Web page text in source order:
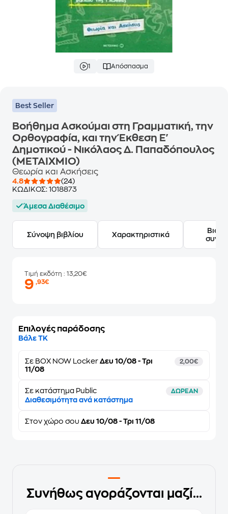
1 Απόσπασμα
Best Seller
Βοήθημα Ασκούμαι στη Γραμματική, την
Ορθογραφία, και την Έκθεση Ε'
Δημοτικού - Νικόλαος Δ. Παπαδόπουλος
(ΜΕΤΑΙΧΜΙΟ)
Θεωρία και Ασκήσεις
4.8
(24)
ΚΩΔΙΚΟΣ: 1018873
Άμεσα Διαθέσιμο
Σύνοψη βιβλίου Χαρακτηριστικά
Τιμή εκδότη : 13,20€
9,93€
Επιλογές παράδοσης
Βάλε ΤΚ
Σε BOX NOW Locker Δευ 10/08 - Τρι
11/08
2,00€
Σε κατάστημα Public ΔΩΡΕΑΝ
Διαθεσιμότητα ανά κατάστημα
Στον χώρο σου Δευ 10/08 - Τρι 11/08
Συνήθως αγοράζονται μαζί...